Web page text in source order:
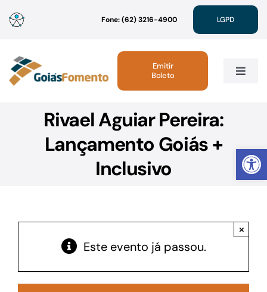
Abrir
para
conteúdo
Fone: (62) 3216-4900 LGPD
Toggle
Institucional
Linhas de Crédito
Acesso à Informação
Emitir
Boleto
Rivael Aguiar Pereira:
Lançamento Goiás +
Inclusivo
Este evento já passou.
×